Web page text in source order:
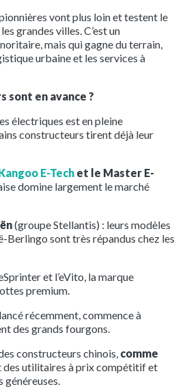
vont plus loin et testent le
grandes villes. C’est un
mais qui gagne du terrain,
urbaine et les services à
sont en avance ?
électriques est en pleine
constructeurs tirent déjà leur
E-Tech et le Master E-
domine largement le marché
(groupe Stellantis) : leurs modèles
Berlingo sont très répandus chez les
et l’eVito, la marque
premium.
récemment, commence à
des grands fourgons.
constructeurs chinois, comme
des utilitaires à prix compétitif et
généreuses.